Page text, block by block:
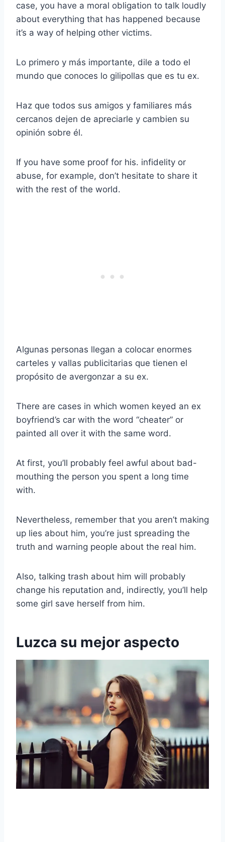
case, you have a moral obligation to talk loudly
about everything that has happened because
it’s a way of helping other victims.
Lo primero y más importante, dile a todo el
mundo que conoces lo gilipollas que es tu ex.
Haz que todos sus amigos y familiares más
cercanos dejen de apreciarle y cambien su
opinión sobre él.
If you have some proof for his. infidelity or
abuse, for example, don’t hesitate to share it
with the rest of the world.
Algunas personas llegan a colocar enormes
carteles y vallas publicitarias que tienen el
propósito de avergonzar a su ex.
There are cases in which women keyed an ex
boyfriend’s car with the word “cheater” or
painted all over it with the same word.
At first, you’ll probably feel awful about bad-
mouthing the person you spent a long time
with.
Nevertheless, remember that you aren’t making
up lies about him, you’re just spreading the
truth and warning people about the real him.
Also, talking trash about him will probably
change his reputation and, indirectly, you’ll help
some girl save herself from him.
Luzca su mejor aspecto